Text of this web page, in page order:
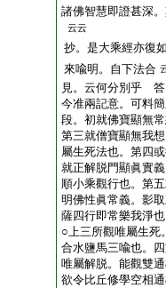
諸佛智慧即證甚深
云云
抄。是大乘經亦復
來喩明。自下法合
見。云何分別乎 答
今准兩記意。可料
段。初就佛寶顯無
第三就僧寶顯無我
屬生死法也。第四
就正解脱門顯眞實
順小乘觀行也。第
明佛性眞常義。影
薩四行即常樂我淨
○上三所觀唯屬生死
合水鹽馬三喩也。
唯屬解脱。能觀雙
欲令比丘修學空相